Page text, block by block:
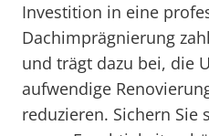
Investition in eine
Dachimprägnierung
und trägt dazu bei, die
aufwendige
reduzieren. Sichern Sie